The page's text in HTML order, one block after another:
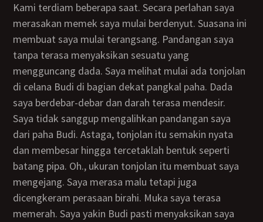
Kami terdiam beberapa saat. Secara perlahan saya
merasakan memek saya mulai berdenyut. Suasana ini
membuat saya mulai terangsang. Pandangan saya
tanpa terasa menyaksikan sesuatu yang
mengguncang dada. Saya melihat mulai ada tonjolan
di celana Budi di bagian dekat pangkal paha. Dada
saya berdebar-debar dan darah terasa mendesir.
Saya tidak sanggup mengalihkan pandangan saya
dari paha Budi. Astaga, tonjolan itu semakin nyata
dan membesar hingga tercetaklah bentuk seperti
batang pipa. Oh., ukuran tonjolan itu membuat saya
mengejang. Saya merasa malu tetapi juga
dicengkeram perasaan birahi. Muka saya terasa
memerah. Saya yakin Budi pasti menyaksikan saya